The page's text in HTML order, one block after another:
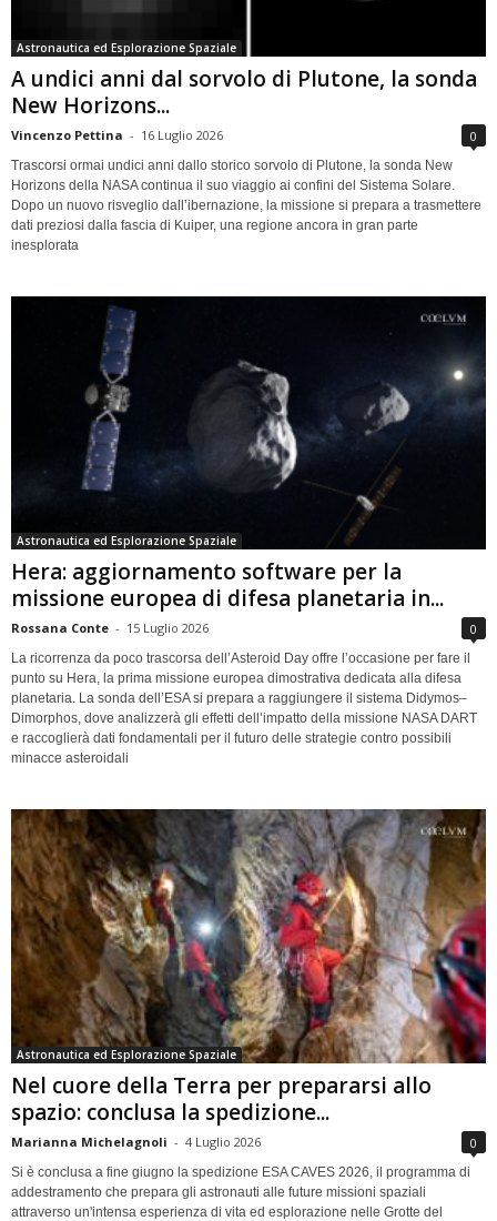
Astronautica ed Esplorazione Spaziale
A undici anni dal sorvolo di Plutone, la sonda
New Horizons...
Vincenzo Pettina - 16 Luglio 2026 0
Trascorsi ormai undici anni dallo storico sorvolo di Plutone, la sonda New
Horizons della NASA continua il suo viaggio ai confini del Sistema Solare.
Dopo un nuovo risveglio dall’ibernazione, la missione si prepara a trasmettere
dati preziosi dalla fascia di Kuiper, una regione ancora in gran parte
inesplorata
Astronautica ed Esplorazione Spaziale
Hera: aggiornamento software per la
missione europea di difesa planetaria in...
Rossana Conte - 15 Luglio 2026 0
La ricorrenza da poco trascorsa dell’Asteroid Day offre l’occasione per fare il
punto su Hera, la prima missione europea dimostrativa dedicata alla difesa
planetaria. La sonda dell’ESA si prepara a raggiungere il sistema Didymos–
Dimorphos, dove analizzerà gli effetti dell’impatto della missione NASA DART
e raccoglierà dati fondamentali per il futuro delle strategie contro possibili
minacce asteroidali
Astronautica ed Esplorazione Spaziale
Nel cuore della Terra per prepararsi allo
spazio: conclusa la spedizione...
Marianna Michelagnoli - 4 Luglio 2026 0
Si è conclusa a fine giugno la spedizione ESA CAVES 2026, il programma di
addestramento che prepara gli astronauti alle future missioni spaziali
attraverso un'intensa esperienza di vita ed esplorazione nelle Grotte del